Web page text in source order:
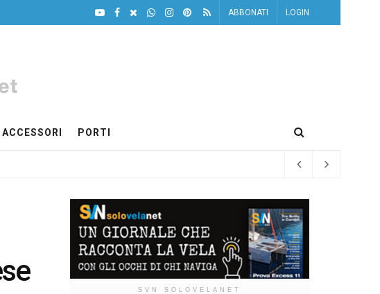
ABBONATI LOGIN
ACCESSORI PORTI
SVN SOLOVELANET